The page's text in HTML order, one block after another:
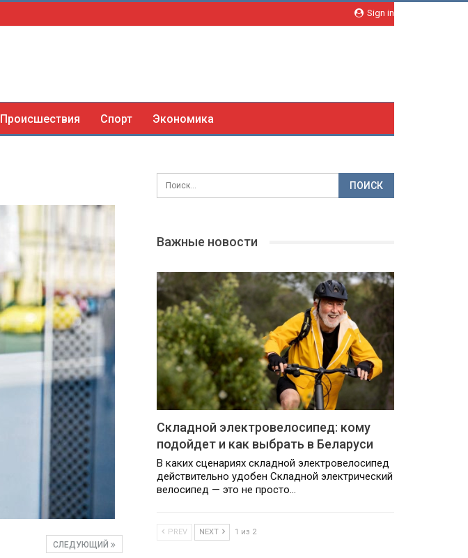
Sign in
Происшествия Спорт Экономика
СЛЕДУЮЩИЙ
Важные новости
Складной электровелосипед: кому
подойдет и как выбрать в Беларуси
В каких сценариях складной электровелосипед
действительно удобен Складной электрический
велосипед — это не просто…
PREV NEXT 1 из 2